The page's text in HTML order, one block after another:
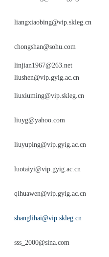
liangxiaobing@vip.skleg.cn
chongshan@sohu.com
linjian1967@263.net
liushen@vip.gyig.ac.cn
liuxiuming@vip.skleg.cn
liuyg@yahoo.com
liuyuping@vip.gyig.ac.cn
luotaiyi@vip.gyig.ac.cn
qihuawen@vip.gyig.ac.cn
shanglihai@vip.skleg.cn
sss_2000@sina.com